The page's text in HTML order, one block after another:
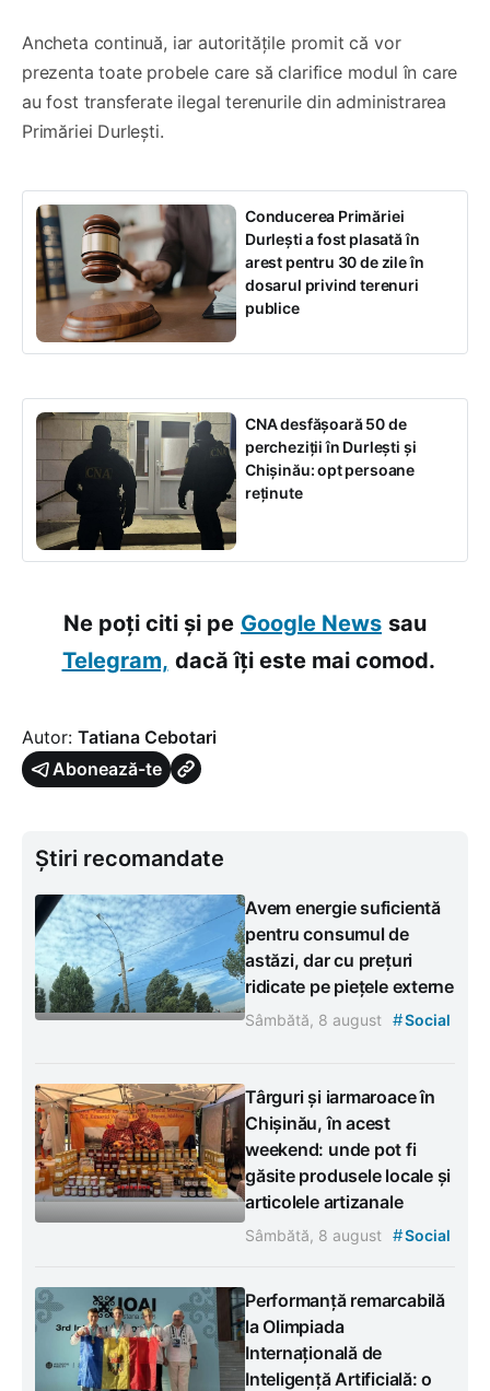
Ancheta continuă, iar autoritățile promit că vor
prezenta toate probele care să clarifice modul în care
au fost transferate ilegal terenurile din administrarea
Primăriei Durlești.
Conducerea Primăriei
Durlești a fost plasată în
arest pentru 30 de zile în
dosarul privind terenuri
publice
CNA desfășoară 50 de
percheziții în Durlești și
Chișinău: opt persoane
reținute
Ne poți citi și pe Google News sau
Telegram, dacă îți este mai comod.
Autor: Tatiana Cebotari
Abonează-te
Știri recomandate
Avem energie suficientă
pentru consumul de
astăzi, dar cu prețuri
ridicate pe piețele externe
Sâmbătă, 8 august #Social
Târguri și iarmaroace în
Chișinău, în acest
weekend: unde pot fi
găsite produsele locale și
articolele artizanale
Sâmbătă, 8 august #Social
Performanță remarcabilă
la Olimpiada
Internațională de
Inteligență Artificială: o